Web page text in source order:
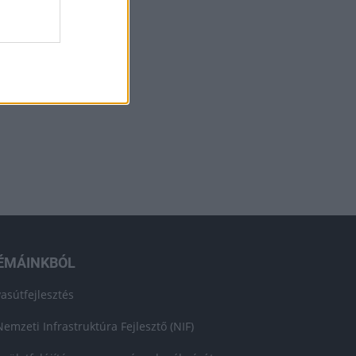
Infrastruktúra Fejlesztő (NIF)